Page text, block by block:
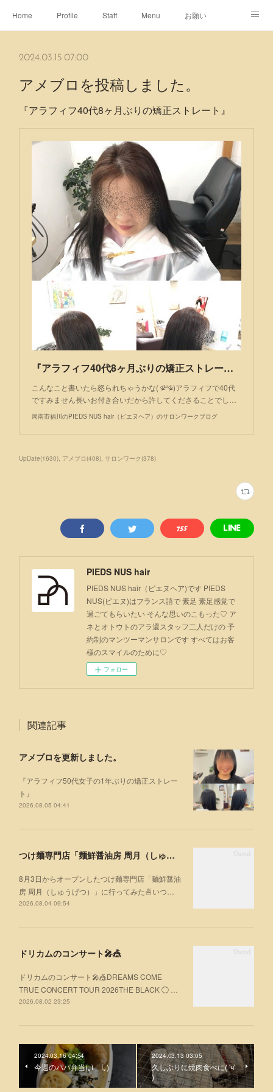
Home Profile Staff Menu お願い
2024.03.15 07:00
アメブロを投稿しました。
『アラフィフ40代8ヶ月ぶりの矯正ストレート』
『アラフィフ40代8ヶ月ぶりの矯正ストレート』
こんなこと書いたら怒られちゃうかな( ᵒ̴̶̷᷄꒳ᵒ̴̶̷᷅ )アラフィフで40代
ですみません長いお付き合いだから許してくださることでし…
周南市福川のPIEDS NUS hair（ピエヌヘア）のサロンワークブログ
UpDate(1630) アメブロ (408) サロンワーク (378)
PIEDS NUS hair
PIEDS NUS hair（ピエヌヘア)です PIEDS
NUS(ピエヌ)はフランス語で 素足 素足感覚で
過ごてもらいたい そんな思いのこもった♡ ア
ネとオトウトのアラ還スタッフ二人だけの 予
約制のマンツーマンサロンです すべてはお客
様のスマイルのために♡
フォロー
関連記事
アメブロを更新しました。
『アラフィフ50代女子の1年ぶりの矯正ストレー
ト』
2026.08.05 04:41
つけ麺専門店「麺鮮醤油房 周月（しゅうげつ）」⁡ に行ってみた🍜
8月3日からオープンしたつけ麺専門店「麺鮮醤油
房 周月（しゅうげつ）」⁡に行ってみた🍜いつ…
2026.08.04 09:54
ドリカムのコンサート🎤🎪
ドリカムのコンサート🎤🎪DREAMS COME
TRUE CONCERT TOUR 2026THE BLACK ◯ …
2026.08.02 23:25
2024.03.16 04:54
今週のパパ弁当(｡ì _ í｡)
2024.03.13 03:05
久しぶりに焼肉食べに( 'ч'
)